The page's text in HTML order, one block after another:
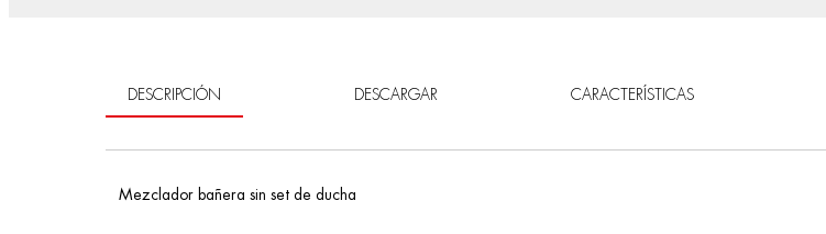
DESCRIPCIÓN DESCARGAR CARACTERÍSTICAS
Mezclador bañera sin set de ducha